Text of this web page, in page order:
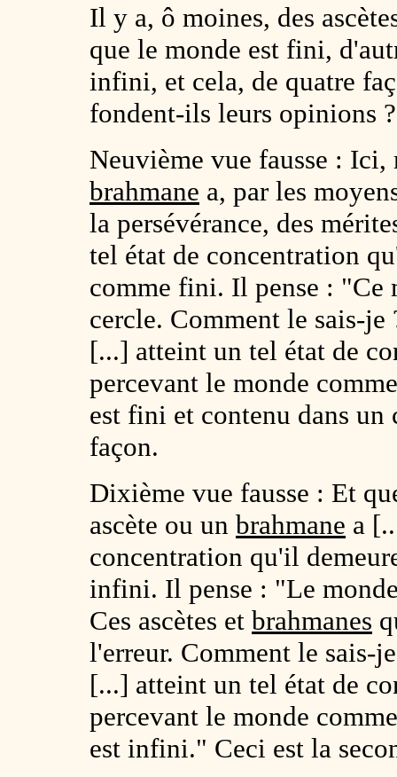
Il y a, ô moines, des
que le monde est fini,
infini, et cela, de quatre
fondent-ils leurs opinions ?
Neuvième vue fausse : Ici,
brahmane a, par les
la persévérance, des
tel état de concentration
comme fini. Il pense : "Ce
cercle. Comment le sais-
[...] atteint un tel état de
percevant le monde
est fini et contenu dans
façon.
Dixième vue fausse : Et
ascète ou un brahmane a
concentration qu'il
infini. Il pense : "Le
Ces ascètes et brahmanes
l'erreur. Comment le sais-
[...] atteint un tel état de
percevant le monde
est infini." Ceci est la